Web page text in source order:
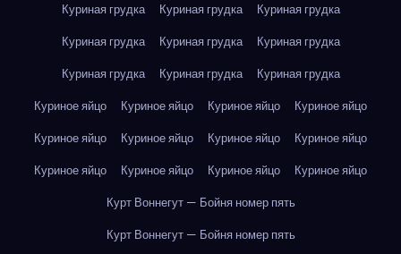
Куриная грудка
Куриная грудка
Куриная грудка
Куриная грудка
Куриная грудка
Куриная грудка
Куриная грудка
Куриная грудка
Куриная грудка
Куриное яйцо
Куриное яйцо Куриное яйцо
Куриное яйцо
Куриное яйцо
Куриное яйцо Куриное яйцо
Куриное яйцо
Куриное яйцо
Куриное яйцо Куриное яйцо
Куриное яйцо
Курт Воннегут — Бойня номер пять
Курт Воннегут — Бойня номер пять